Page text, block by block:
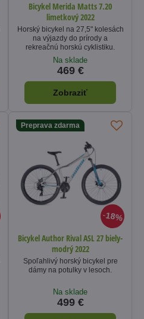
Bicykel Merida Matts 7.20
limetkový 2022
Horský bicykel na 27,5" kolesách
na výjazdy do prírody a
rekreačnú horskú cyklistiku.
Na sklade
469 €
Zobraziť
18%
Preprava zdarma
Bicykel Author Rival ASL 27 biely-
modrý 2022
Spoľahlivý horský bicykel pre
dámy na potulky v lesoch.
Na sklade
499 €